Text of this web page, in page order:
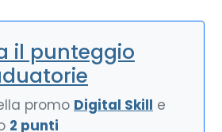
il punteggio
promo Digital Skill e
2 punti